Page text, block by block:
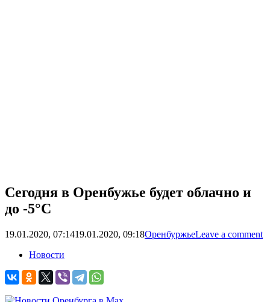
Сегодня в Оренбужье будет облачно и
до -5°C
19.01.2020, 07:1419.01.2020, 09:18ОренбуржьеLeave a comment
Новости